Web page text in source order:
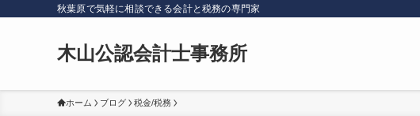
秋葉原で気軽に相談できる会計と税務の専門家
木山公認会計士事務所
ホーム ブログ 税金/税務